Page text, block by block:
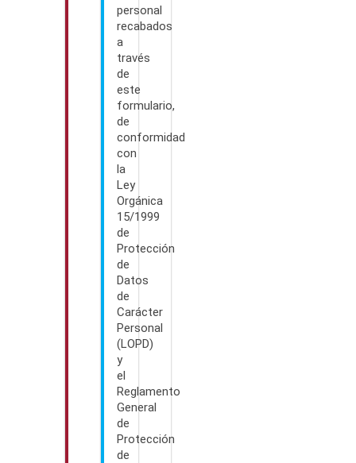
personal
recabados
a
través
de
este
formulario,
de
conformidad
con
la
Ley
Orgánica
15/1999
de
Protección
de
Datos
de
Carácter
Personal
(LOPD)
y
el
Reglamento
General
de
Protección
de